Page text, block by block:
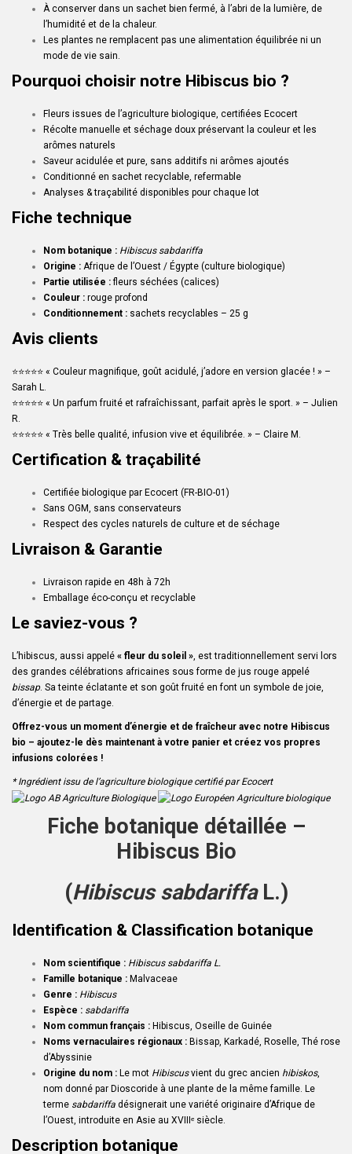
À conserver dans un sachet bien fermé, à l’abri de la lumière, de
l’humidité et de la chaleur.
Les plantes ne remplacent pas une alimentation équilibrée ni un
mode de vie sain.
Pourquoi choisir notre Hibiscus bio ?
Fleurs issues de l’agriculture biologique, certifiées Ecocert
Récolte manuelle et séchage doux préservant la couleur et les
arômes naturels
Saveur acidulée et pure, sans additifs ni arômes ajoutés
Conditionné en sachet recyclable, refermable
Analyses & traçabilité disponibles pour chaque lot
Fiche technique
Nom botanique : Hibiscus sabdariffa
Origine : Afrique de l’Ouest / Égypte (culture biologique)
Partie utilisée :fleurs séchées (calices)
Couleur : rouge profond
Conditionnement : sachets recyclables – 25 g
Avis clients
⭐️⭐️⭐️⭐️⭐️ « Couleur magnifique, goût acidulé, j’adore en version glacée ! » –
Sarah L.
⭐️⭐️⭐️⭐️⭐️ « Un parfum fruité et rafraîchissant, parfait après le sport. » – Julien
R.
⭐️⭐️⭐️⭐️⭐️ « Très belle qualité, infusion vive et équilibrée. » – Claire M.
Certification & traçabilité
Certifiée biologique par Ecocert (FR-BIO-01)
Sans OGM, sans conservateurs
Respect des cycles naturels de culture et de séchage
Livraison & Garantie
Livraison rapide en 48h à 72h
Emballage éco-conçu et recyclable
Le saviez-vous ?
L’hibiscus, aussi appelé « fleur du soleil », est traditionnellement servi lors
des grandes célébrations africaines sous forme de jus rouge appelé
bissap. Sa teinte éclatante et son goût fruité en font un symbole de joie,
d’énergie et de partage.
Offrez-vous un moment d’énergie et de fraîcheur avec notre Hibiscus
bio – ajoutez-le dès maintenant à votre panier et créez vos propres
infusions colorées !
* Ingrédient issu de l’agriculture biologique certifié par Ecocert
Fiche botanique détaillée –
Hibiscus Bio
(Hibiscus sabdariffaL.)
Identification & Classification botanique
Nom scientifique : Hibiscus sabdariffa L.
Famille botanique : Malvaceae
Genre : Hibiscus
Espèce : sabdariffa
Nom commun français : Hibiscus, Oseille de Guinée
Noms vernaculaires régionaux : Bissap, Karkadé, Roselle, Thé rose
d’Abyssinie
Origine du nom : Le mot Hibiscusvient du grec ancien hibiskos,
nom donné par Dioscoride à une plante de la même famille. Le
terme sabdariffa désignerait une variété originaire d’Afrique de
l’Ouest, introduite en Asie au XVIIIᵉ siècle.
Description botanique